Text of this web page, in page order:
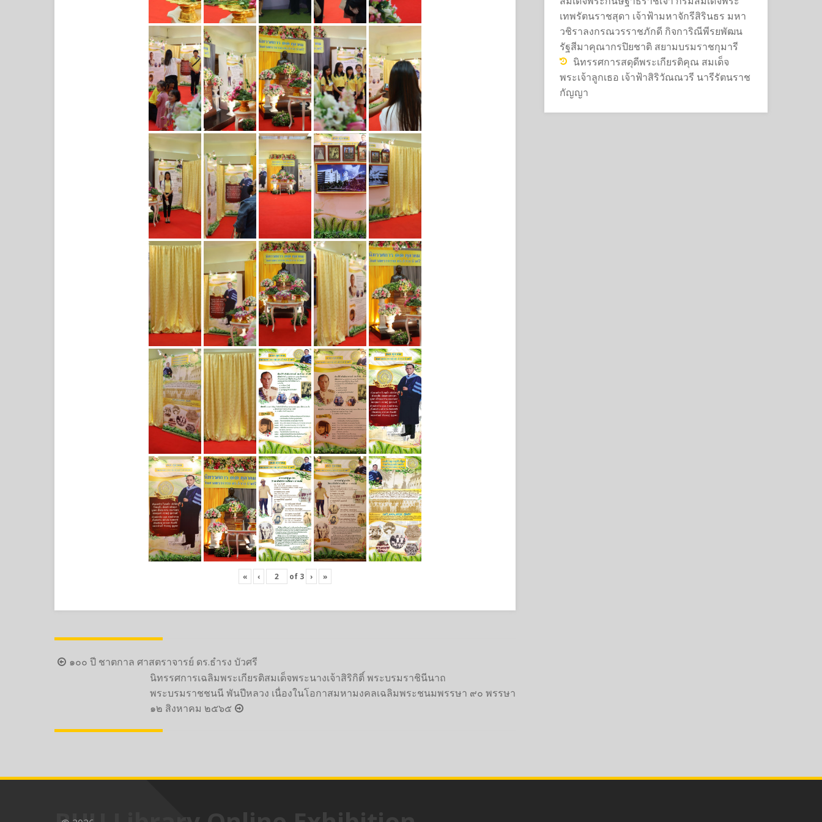
« ‹ of 3 › »
Post๑๐๐ ปี ชาตกาล ศาสตราจารย์ ดร.ธำรง บัวศรี
นิทรรศการเฉลิมพระเกียรติสมเด็จพระนางเจ้าสิริกิติ์ พระบรมราชินีนาถ
พระบรมราชชนนี พันปีหลวง เนื่องในโอกาสมหามงคลเฉลิมพระชนมพรรษา ๙๐ พรรษา
๑๒ สิงหาคม ๒๕๖๕
เทพรัตนราชสุดา เจ้าฟ้ามหาจักรีสิรินธร มหา
วชิราลงกรณวรราชภักดี กิจการิณีพีรยพัฒน
รัฐสีมาคุณากรปิยชาติ สยามบรมราชกุมารี
นิทรรศการสดุดีพระเกียรติคุณ สมเด็จ
พระเจ้าลูกเธอ เจ้าฟ้าสิริวัณณวรี นารีรัตนราช
กัญญา